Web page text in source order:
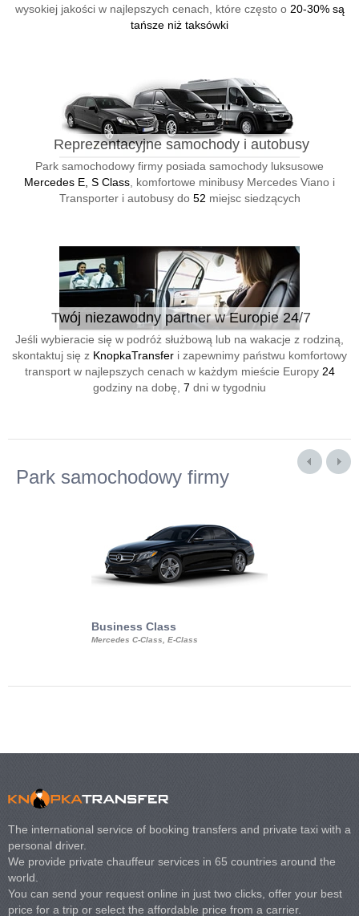
wysokiej jakości w najlepszych cenach, które często o 20-30% są
tańsze niż taksówki
Reprezentacyjne samochody i autobusy
Park samochodowy firmy posiada samochody luksusowe
Mercedes E, S Class , komfortowe minibusy Mercedes Viano i
Transporter i autobusy do 52 miejsc siedzących
Twój niezawodny partner w Europie 24/7
Jeśli wybieracie się w podróż służbową lub na wakacje z rodziną,
skontaktuj się z KnopkaTransfer i zapewnimy państwu komfortowy
transport w najlepszych cenach w każdym mieście Europy 24
godziny na dobę, 7 dni w tygodniu
Park samochodowy firmy
Business Class
Mercedes C-Class, E-Class
The international service of booking transfers and private taxi with a
personal driver.
We provide private chauffeur services in 65 countries around the
world.
You can send your request online in just two clicks, offer your best
price for a trip or select the affordable price from a carrier.